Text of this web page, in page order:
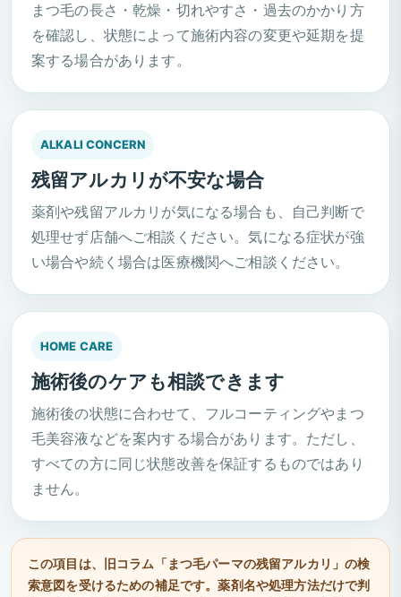
まつ毛の長さ・乾燥・切れやすさ・過去のかかり方
を確認し、状態によって施術内容の変更や延期を提
案する場合があります。
ALKALI CONCERN
残留アルカリが不安な場合
薬剤や残留アルカリが気になる場合も、自己判断で
処理せず店舗へご相談ください。気になる症状が強
い場合や続く場合は医療機関へご相談ください。
HOME CARE
施術後のケアも相談できます
施術後の状態に合わせて、フルコーティングやまつ
毛美容液などを案内する場合があります。ただし、
すべての方に同じ状態改善を保証するものではあり
ません。
この項目は、旧コラム「まつ毛パーマの残留アルカリ」の検
索意図を受けるための補足です。薬剤名や処理方法だけで判